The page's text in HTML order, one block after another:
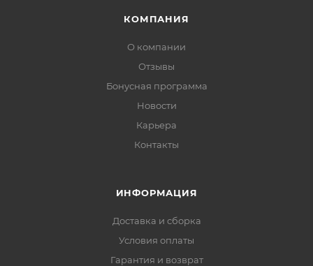
КОМПАНИЯ
О компании
Отзывы
Бонусная программа
Новости
Карьера
Контакты
ИНФОРМАЦИЯ
Доставка и сборка
Условия оплаты
Гарантия и возврат